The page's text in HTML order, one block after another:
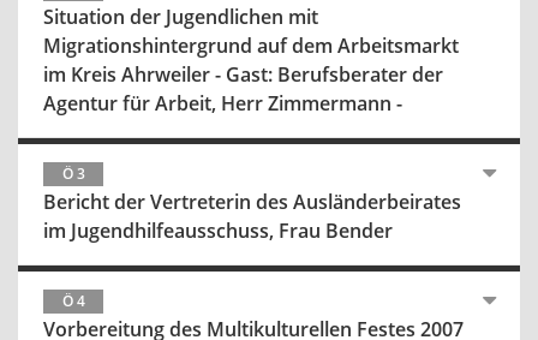
Situation der Jugendlichen mit
Migrationshintergrund auf dem Arbeitsmarkt
im Kreis Ahrweiler - Gast: Berufsberater der
Agentur für Arbeit, Herr Zimmermann -
Ö 3
Bericht der Vertreterin des Ausländerbeirates
im Jugendhilfeausschuss, Frau Bender
Ö 4
Vorbereitung des Multikulturellen Festes 2007